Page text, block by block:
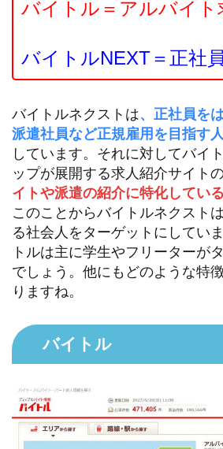
バイトル＝アルバイト
バイトルNEXT＝正社
バイトルネクストは、正社員を
派遣社員など正規雇用を目指す
しています。それに対してバイ
ップが展開する求人紹介サイト
イトや派遣の紹介に特化してい
このことからバイトルネクスト
る社会人をターゲットにしてい
トルは主に学生やフリーターが
でしょう。他にもどのような特
りますね。
バイトル